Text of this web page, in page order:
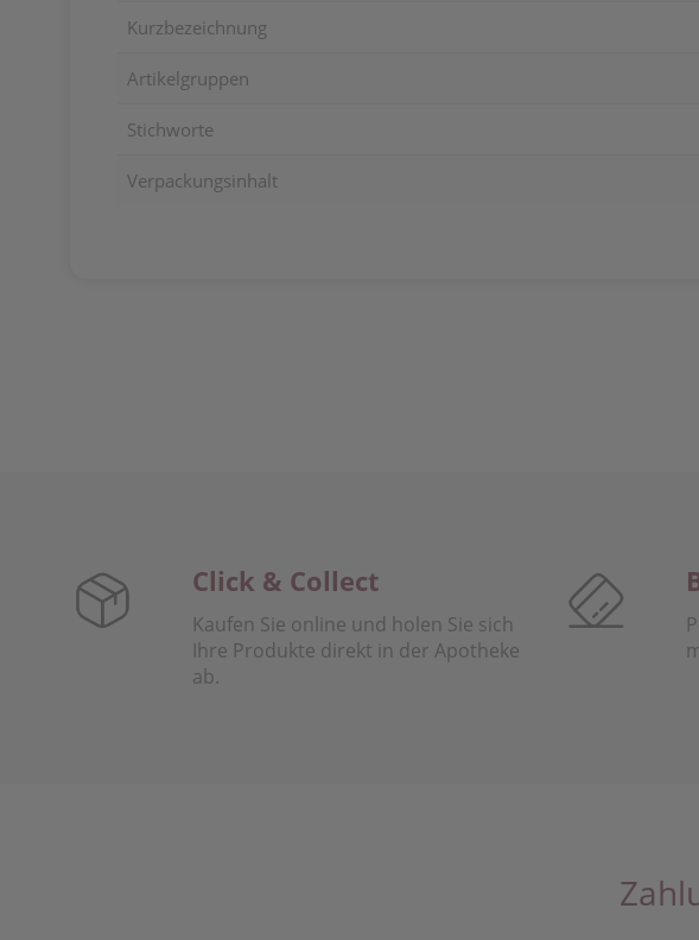
Kurzbezeichnung
Artikelgruppen
Stichworte
Verpackungsinhalt
Click & Collect
Kaufen Sie online und holen Sie sich
Ihre Produkte direkt in der Apotheke
ab.